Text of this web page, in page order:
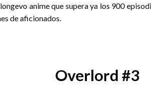
anime que supera ya los 900
de aficionados.
Overlord #3